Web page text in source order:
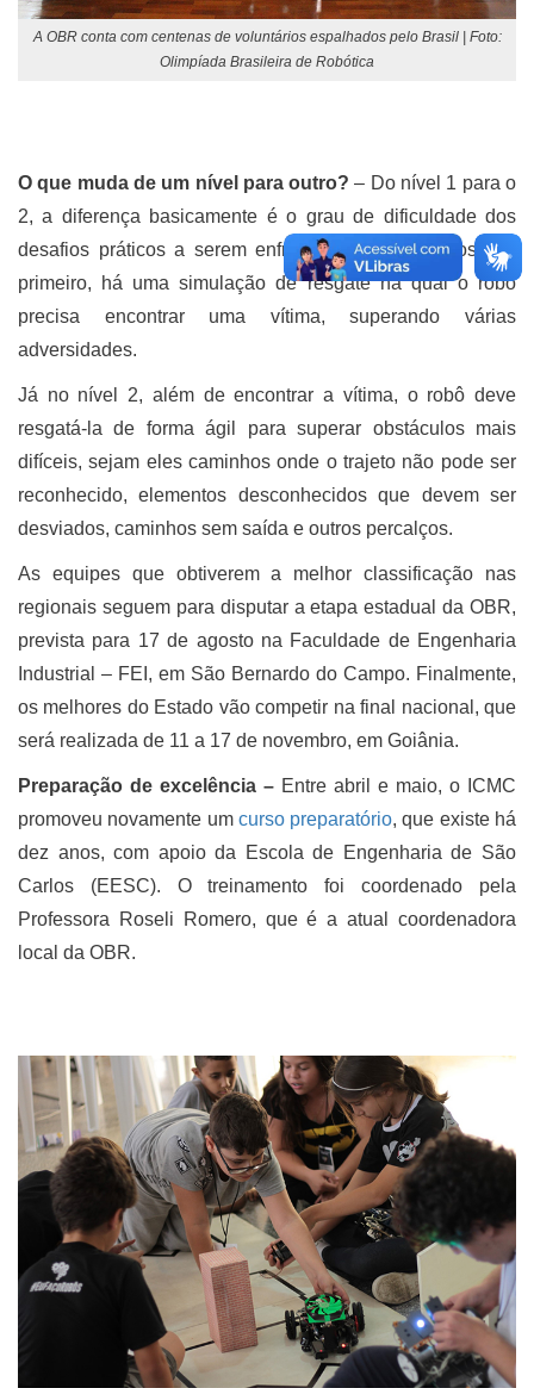
A OBR conta com centenas de voluntários espalhados pelo Brasil | Foto:
Olimpíada Brasileira de Robótica
O que muda de um nível para outro? – Do nível 1 para o
2, a diferença basicamente é o grau de dificuldade dos
desafios práticos a serem enfrentados pelos alunos. No
primeiro, há uma simulação de resgate na qual o robô
precisa encontrar uma vítima, superando várias
adversidades.
Já no nível 2, além de encontrar a vítima, o robô deve
resgatá-la de forma ágil para superar obstáculos mais
difíceis, sejam eles caminhos onde o trajeto não pode ser
reconhecido, elementos desconhecidos que devem ser
desviados, caminhos sem saída e outros percalços.
As equipes que obtiverem a melhor classificação nas
regionais seguem para disputar a etapa estadual da OBR,
prevista para 17 de agosto na Faculdade de Engenharia
Industrial – FEI, em São Bernardo do Campo. Finalmente,
os melhores do Estado vão competir na final nacional, que
será realizada de 11 a 17 de novembro, em Goiânia.
Preparação de excelência – Entre abril e maio, o ICMC
promoveu novamente umcurso preparatório, que existe há
dez anos, com apoio da Escola de Engenharia de São
Carlos (EESC). O treinamento foi coordenado pela
Professora Roseli Romero, que é a atual coordenadora
local da OBR.